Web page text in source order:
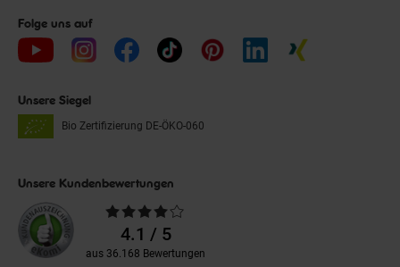
Folge uns auf
Unsere Siegel
Bio Zertifizierung DE-ÖKO-060
Unsere Kundenbewertungen
Durchschnittliche
Bewertungen4.1 / 5
aus 36.168 Bewertungen